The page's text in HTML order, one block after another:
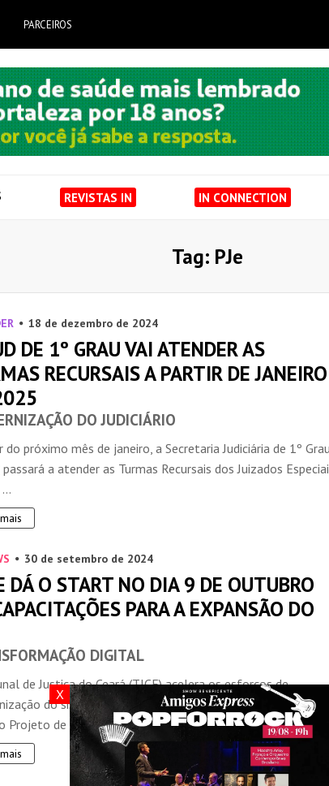
PARCEIROS
REVISTAS IN IN CONNECTION
Tag: PJe
18 de dezembro de 2024
DE 1º GRAU VAI ATENDER AS
RECURSAIS A PARTIR DE JANEIRO
DO JUDICIÁRIO
do próximo mês de janeiro, a Secretaria Judiciária de 1º Grau
passará a atender as Turmas Recursais dos Juizados
30 de setembro de 2024
DÁ O START NO DIA 9 DE OUTUBRO
PARA A EXPANSÃO DO
DIGITAL
de Justiça do Ceará (TJCE) acelera os esforços de
do sistema judiciário, com a implementação da 4ª
Projeto de Expansão ...
X